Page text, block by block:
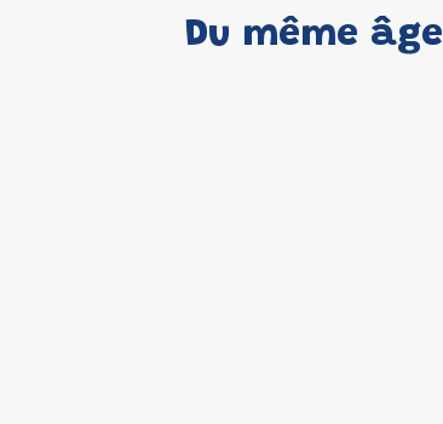
Du même âge